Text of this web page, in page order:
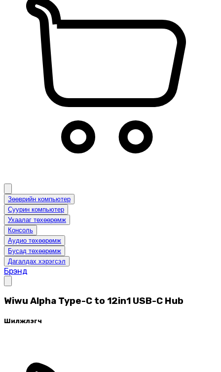
Зөөврийн компьютер
Суурин компьютер
Ухаалаг төхөөрөмж
Консоль
Аудио төхөөрөмж
Бусад төхөөрөмж
Дагалдах хэрэгсэл
Брэнд
Wiwu Alpha Type-C to 12in1 USB-C Hub
Шилжүүлэгч